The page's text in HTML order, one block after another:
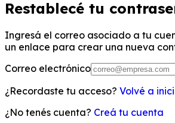
Restablecé tu
Ingresá el correo asociado a tu
un enlace para crear una nueva
Correo electrónico
¿Recordaste tu acceso? Volvé a
¿No tenés cuenta? Creá tu cuenta